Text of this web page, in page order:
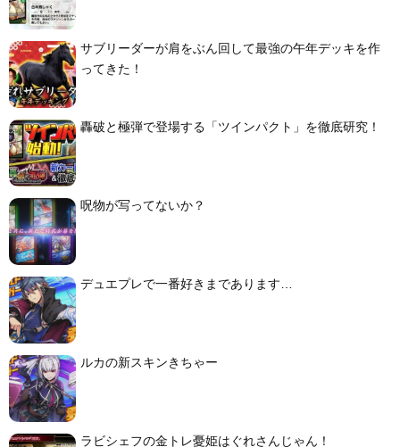
サブリーダーが肩をぶん回して最強の午年デッキを作
ってきた！
轟破と極弾で登場する「ツインパクト」を徹底研究！
呪物が写ってないか？
デュエプレで一番好きまであります…
ルカの新スキンきちゃー
ラビシェフの金トレ憂姫はぐれさんじゃん！